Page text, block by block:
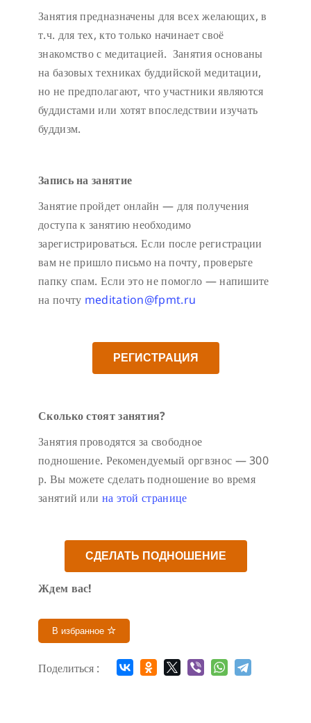
Занятия предназначены для всех желающих, в
т.ч. для тех, кто только начинает своё
знакомство с медитацией. Занятия основаны
на базовых техниках буддийской медитации,
но не предполагают, что участники являются
буддистами или хотят впоследствии изучать
буддизм.
Запись на занятие
Занятие пройдет онлайн — для получения
доступа к занятию необходимо
зарегистрироваться. Если после регистрации
вам не пришло письмо на почту, проверьте
папку спам. Если это не помогло — напишите
на почту meditation@fpmt.ru
РЕГИСТРАЦИЯ
Сколько стоят занятия?
Занятия проводятся за свободное
подношение. Рекомендуемый оргвзнос — 300
р. Вы можете сделать подношение во время
занятий или на этой странице
СДЕЛАТЬ ПОДНОШЕНИЕ
Ждем вас!
В избранное
Поделиться :